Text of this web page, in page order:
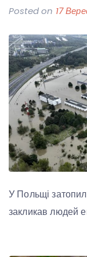
Posted on 17
У Польщі
закликав людей